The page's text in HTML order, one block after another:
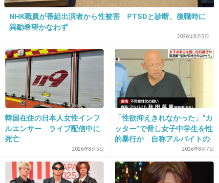
ー。
2013/09/21(土) 00:15:07
シャ乱Qとして暇なのかな
+12 -8
憧れが叶っておめでとうｗ
NHK職員が番組出演者から性被害 PTSDと診断、復職時に
異動希望かなわず
2026年8月5日
韓国在住の日本人女性インフ
ルエンサー ライブ配信中に
死亡
2026年8月5日
「性欲抑えきれなかった」“カ
ッター”で脅し女子中学生を性
的暴行か 自称アルバイトの
2026年8月7日